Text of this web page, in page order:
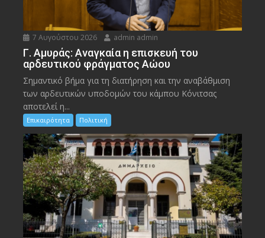
7 Αυγούστου 2026 admin admin
Γ. Αμυράς: Αναγκαία η επισκευή του
αρδευτικού φράγματος Αώου
Σημαντικό βήμα για τη διατήρηση και την αναβάθμιση
των αρδευτικών υποδομών του κάμπου Κόνιτσας
αποτελεί η...
Επικαιρότητα Πολιτική